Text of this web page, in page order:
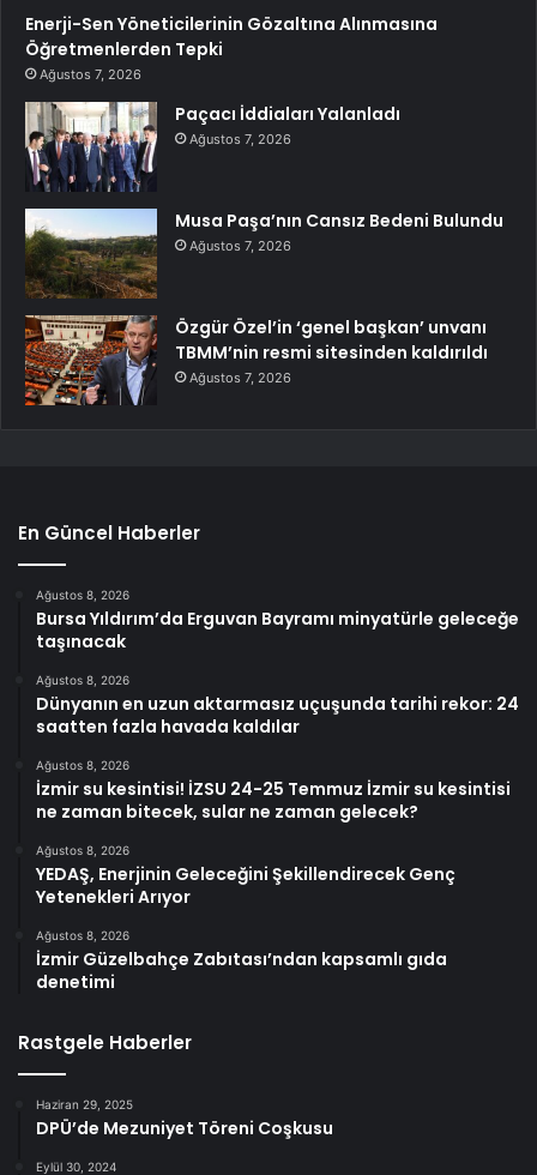
Enerji-Sen Yöneticilerinin Gözaltına Alınmasına
Öğretmenlerden Tepki
Ağustos 7, 2026
Paçacı İddiaları Yalanladı
Ağustos 7, 2026
Musa Paşa’nın Cansız Bedeni Bulundu
Ağustos 7, 2026
Özgür Özel’in ‘genel başkan’ unvanı
TBMM’nin resmi sitesinden kaldırıldı
Ağustos 7, 2026
En Güncel Haberler
Ağustos 8, 2026
Bursa Yıldırım’da Erguvan Bayramı minyatürle geleceğe
taşınacak
Ağustos 8, 2026
Dünyanın en uzun aktarmasız uçuşunda tarihi rekor: 24
saatten fazla havada kaldılar
Ağustos 8, 2026
İzmir su kesintisi! İZSU 24-25 Temmuz İzmir su kesintisi
ne zaman bitecek, sular ne zaman gelecek?
Ağustos 8, 2026
YEDAŞ, Enerjinin Geleceğini Şekillendirecek Genç
Yetenekleri Arıyor
Ağustos 8, 2026
İzmir Güzelbahçe Zabıtası’ndan kapsamlı gıda
denetimi
Rastgele Haberler
Haziran 29, 2025
DPÜ’de Mezuniyet Töreni Coşkusu
Eylül 30, 2024